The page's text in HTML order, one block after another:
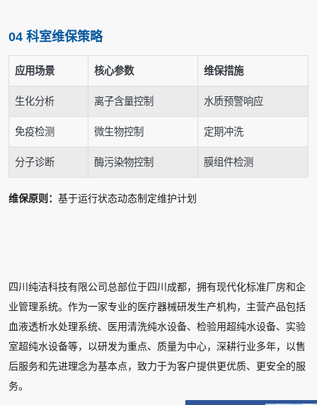
04 科室维保策略
应用场景 核心参数 维保措施
生化分析 离子含量控制 水质预警响应
免疫检测 微生物控制 定期冲洗
分子诊断 酶污染物控制 膜组件检测
维保原则： 基于运行状态动态制定维护计划
四川纯洁科技有限公司总部位于四川成都，拥有现代化标准厂房和企
业管理系统。作为一家专业的医疗器械研发生产机构，主营产品包括
血液透析水处理系统、医用清洗纯水设备、检验用超纯水设备、实验
室超纯水设备等，以研发为重点、质量为中心，深耕行业多年，以售
后服务和先进理念为基本点，致力于为客户提供更优质、更安全的服
务。